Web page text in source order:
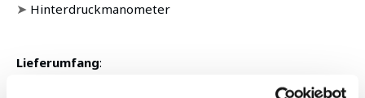
➤ Hinterdruckmanometer
Lieferumfang: